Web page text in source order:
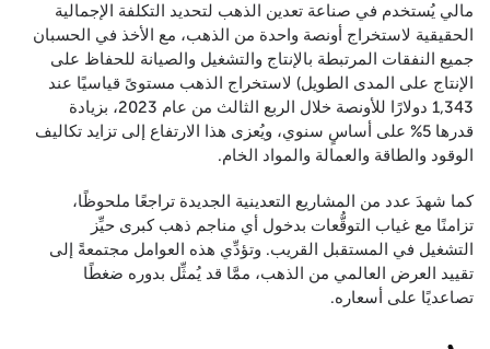
مالي يُستخدم في صناعة تعدين الذهب لتحديد التكلفة الإجمالية
الحقيقية لاستخراج أونصة واحدة من الذهب، مع الأخذ في الحسبان
جميع النفقات المرتبطة بالإنتاج والتشغيل والصيانة للحفاظ على
الإنتاج على المدى الطويل) لاستخراج الذهب مستوىً قياسيًا عند
1,343 دولارًا للأونصة خلال الربع الثالث من عام 2023، بزيادة
قدرها 5% على أساسٍ سنوي، ويُعزى هذا الارتفاع إلى تزايد تكاليف
الوقود والطاقة والعمالة والمواد الخام.
كما شهدَ عدد من المشاريع التعدينية الجديدة تراجعًا ملحوظًا،
تزامنًا مع غياب التوقُّعات بدخول أي مناجم ذهب كبرى حيِّز
التشغيل في المستقبل القريب. وتؤدِّي هذه العوامل مجتمعةً إلى
تقييد العرض العالمي من الذهب، ممَّا قد يُمثِّل بدوره ضغطًا
تصاعديًا على أسعاره.